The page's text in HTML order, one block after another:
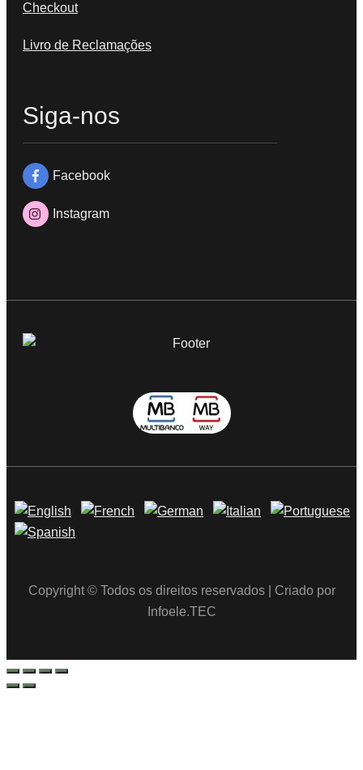
Checkout
Livro de Reclamações
Siga-nos
Facebook
Instagram
Copyright © Todos os direitos reservados | Criado por
Infoele.TEC